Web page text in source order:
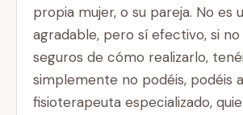
propia mujer, o su pareja. No es
agradable, pero sí efectivo, si no
seguros de cómo realizarlo,
simplemente no podéis, podéis
fisioterapeuta especializado,